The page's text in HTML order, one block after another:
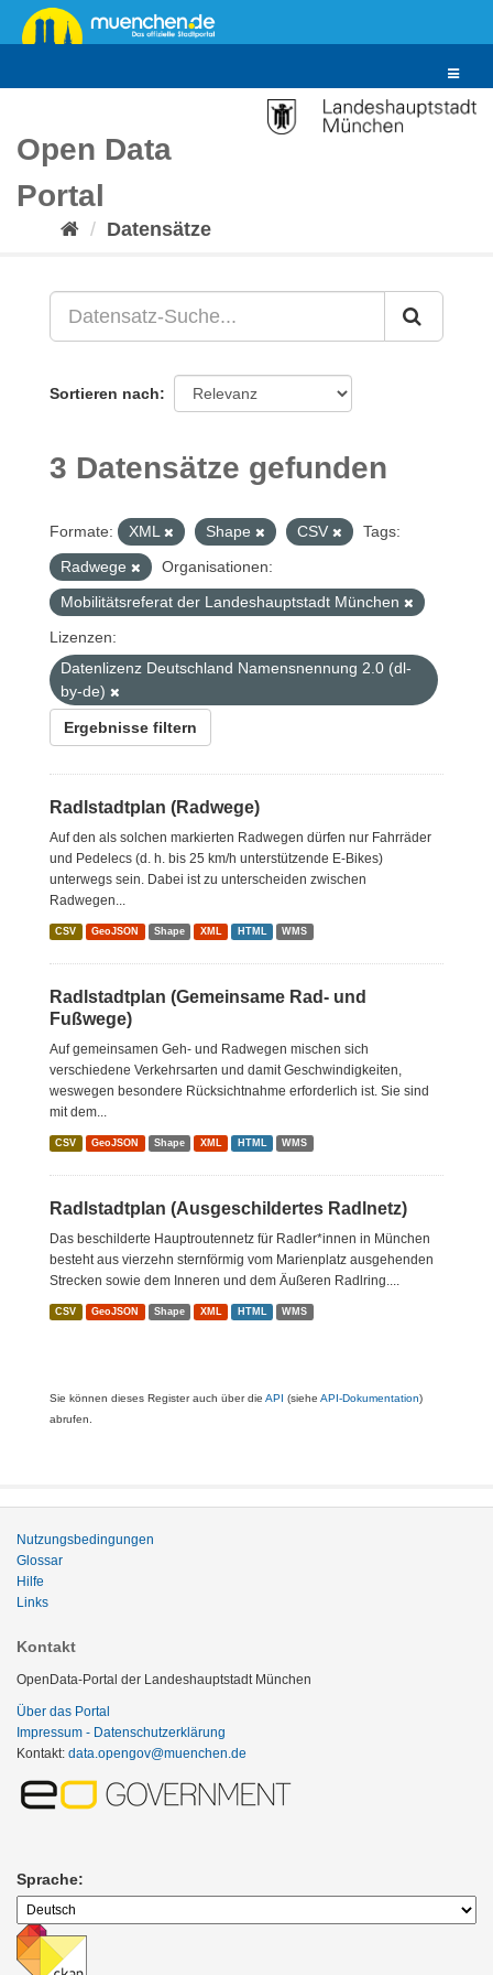
Überspringen
zum
Toggle
Open Data
Portal
Datensätze
Sortieren nach
3 Datensätze gefunden
Formate: XML Shape CSV
Tags:
Radwege
Organisationen:
Mobilitätsreferat der Landeshauptstadt München
Lizenzen:
Datenlizenz Deutschland Namensnennung 2.0 (dl-
by-de)
Ergebnisse filtern
Radlstadtplan (Radwege)
Auf den als solchen markierten Radwegen dürfen nur Fahrräder
und Pedelecs (d. h. bis 25 km/h unterstützende E-Bikes)
unterwegs sein. Dabei ist zu unterscheiden zwischen
Radwegen...
CSV GeoJSON Shape XML HTML WMS
Radlstadtplan (Gemeinsame Rad- und
Fußwege)
Auf gemeinsamen Geh- und Radwegen mischen sich
verschiedene Verkehrsarten und damit Geschwindigkeiten,
weswegen besondere Rücksichtnahme erforderlich ist. Sie sind
mit dem...
CSV GeoJSON Shape XML HTML WMS
Radlstadtplan (Ausgeschildertes Radlnetz)
Das beschilderte Hauptroutennetz für Radler*innen in München
besteht aus vierzehn sternförmig vom Marienplatz ausgehenden
Strecken sowie dem Inneren und dem Äußeren Radlring....
CSV GeoJSON Shape XML HTML WMS
Sie können dieses Register auch über die API (siehe API-Dokumentation)
abrufen.
Nutzungsbedingungen
Glossar
Hilfe
Links
Kontakt
OpenData-Portal der Landeshauptstadt München
Über das Portal
Impressum - Datenschutzerklärung
Kontakt: data.opengov@muenchen.de
Sprache